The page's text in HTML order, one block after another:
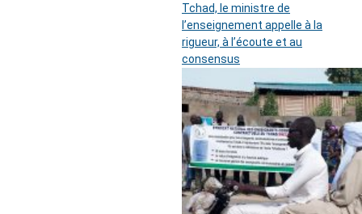
Tchad, le ministre de
l’enseignement appelle à la
rigueur, à l’écoute et au
consensus